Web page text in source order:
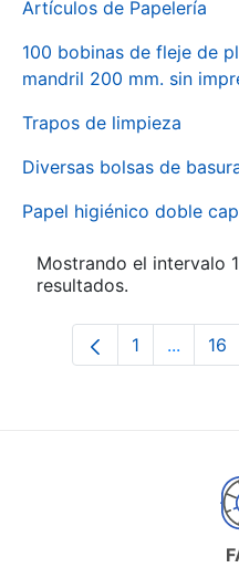
Artículos de Papelería
100 bobinas de fleje de
mandril 200 mm. sin
Trapos de limpieza
Diversas bolsas de
Papel higiénico doble
Mostrando el intervalo
resultados.
Página
1 ... 16